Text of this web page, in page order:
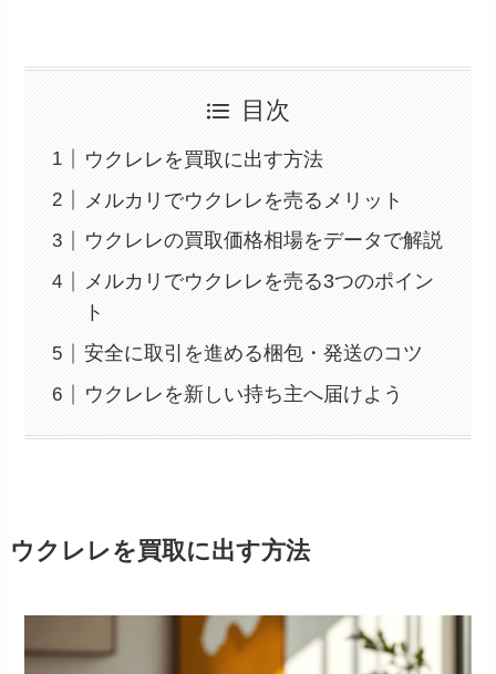
目次
ウクレレを買取に出す方法
メルカリでウクレレを売るメリット
ウクレレの買取価格相場をデータで解説
メルカリでウクレレを売る3つのポイン
ト
安全に取引を進める梱包・発送のコツ
ウクレレを新しい持ち主へ届けよう
ウクレレを買取に出す方法